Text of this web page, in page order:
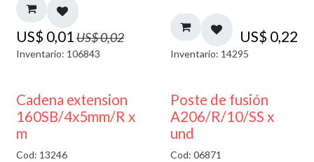
US$ 0,01 US$0,02
Inventario: 106843
US$ 0,22
Inventario: 14295
Cadena extension
160SB/4x5mm/R x
m
Cod: 13246
Poste de fusión
A206/R/10/SS x
und
Cod: 06871